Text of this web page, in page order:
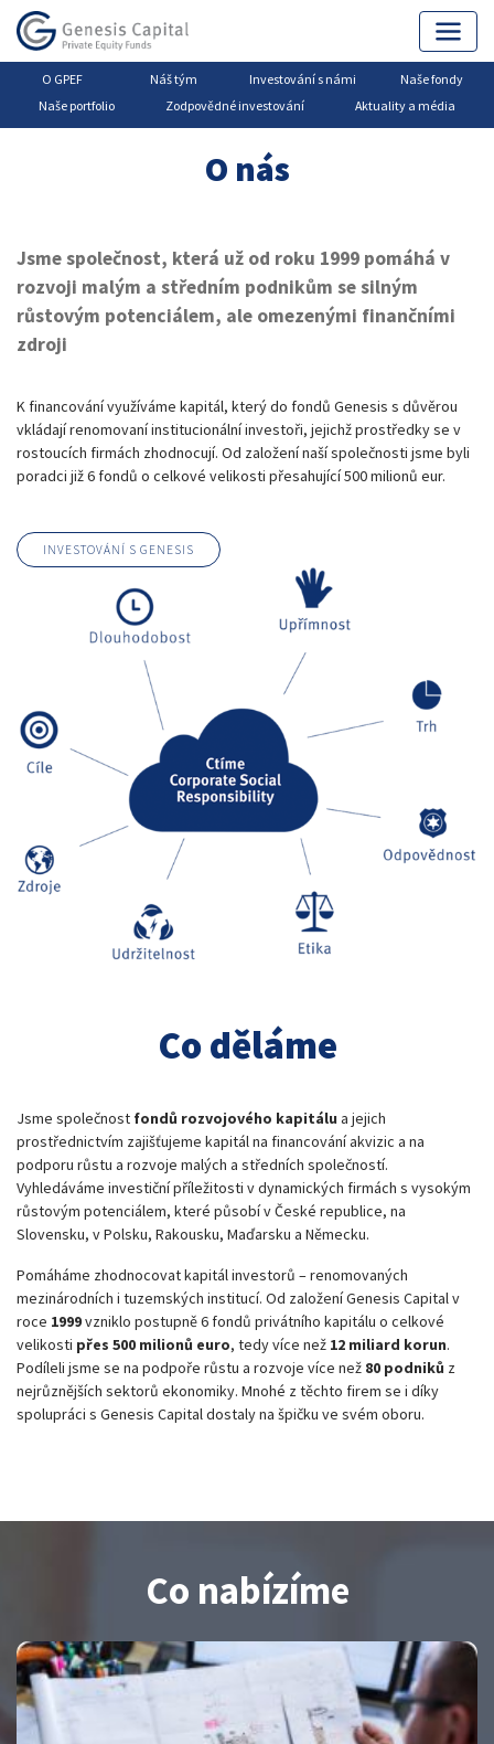
O GPEF Náš tým Investování s námi
Naše fondy
Naše portfolio
Zodpovědné investování Aktuality a média
O nás
Jsme společnost, která už od roku 1999 pomáhá v
rozvoji malým a středním podnikům se silným
růstovým potenciálem, ale omezenými finančními
zdroji
K financování využíváme kapitál, který do fondů Genesis s důvěrou
vkládají renomovaní institucionální investoři, jejichž prostředky se v
rostoucích firmách zhodnocují. Od založení naší společnosti jsme byli
poradci již 6 fondů o celkové velikosti přesahující 500 milionů eur.
INVESTOVÁNÍ S GENESIS
Co děláme
Jsme společnost fondů rozvojového kapitálu a jejich
prostřednictvím zajišťujeme kapitál na financování akvizic a na
podporu růstu a rozvoje malých a středních společností.
Vyhledáváme investiční příležitosti v dynamických firmách s vysokým
růstovým potenciálem, které působí v České republice, na
Slovensku, v Polsku, Rakousku, Maďarsku a Německu.
Pomáháme zhodnocovat kapitál investorů – renomovaných
mezinárodních i tuzemských institucí. Od založení Genesis Capital v
roce 1999vzniklo postupně 6 fondů privátního kapitálu o celkové
velikosti přes 500 milionů euro, tedy více než 12 miliard korun.
Podíleli jsme se na podpoře růstu a rozvoje více než 80 podniků z
nejrůznějších sektorů ekonomiky. Mnohé z těchto firem se i díky
spolupráci s Genesis Capital dostaly na špičku ve svém oboru.
Co nabízíme